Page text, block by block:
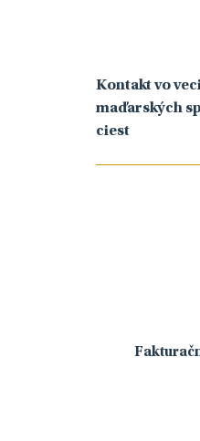
Kontakt vo
maďarských
ciest